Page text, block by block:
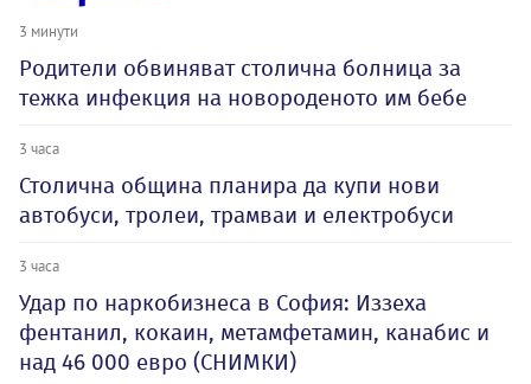
3 минути
Родители обвиняват столична болница за
тежка инфекция на новороденото им бебе
3 часа
Столична община планира да купи нови
автобуси, тролеи, трамваи и електробуси
3 часа
Удар по наркобизнеса в София: Иззеха
фентанил, кокаин, метамфетамин, канабис и
над 46 000 евро (СНИМКИ)